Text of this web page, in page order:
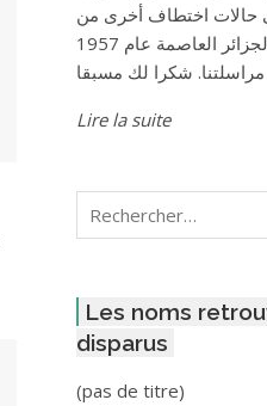
حالات اختطاف أخرى من
قبل الجيش الفرنسي في الجزائر العاصمة عام 1957
Lire la suite
Rechercher :
Les noms
disparus
(pas de titre)Post